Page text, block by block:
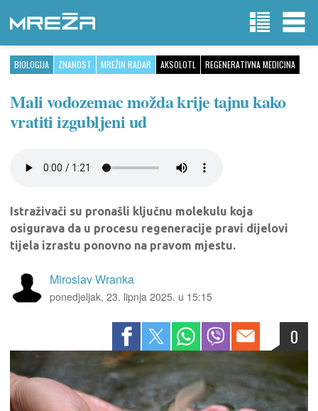
BIOLOGIJA ZNANOST MREŽIN RADAR AKSOLOTL REGENERATIVNA MEDICINA
Mali vodozemac možda krije tajnu kako
vratiti izgubljeni ud
Istraživači su pronašli ključnu molekulu koja
osigurava da u procesu regeneracije pravi dijelovi
tijela izrastu ponovno na pravom mjestu.
Miroslav Wranka
ponedjeljak, 23. lipnja 2025. u 15:15
0